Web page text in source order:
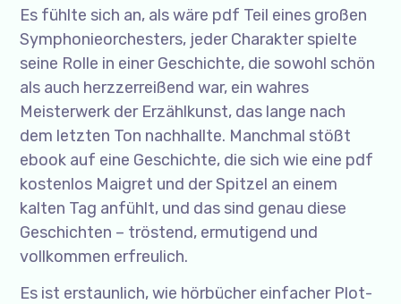
Es fühlte sich an, als wäre pdf Teil eines großen
Symphonieorchesters, jeder Charakter spielte
seine Rolle in einer Geschichte, die sowohl schön
als auch herzzerreißend war, ein wahres
Meisterwerk der Erzählkunst, das lange nach
dem letzten Ton nachhallte. Manchmal stößt
ebook auf eine Geschichte, die sich wie eine pdf
kostenlos Maigret und der Spitzel an einem
kalten Tag anfühlt, und das sind genau diese
Geschichten – tröstend, ermutigend und
vollkommen erfreulich.
Es ist erstaunlich, wie hörbücher einfacher Plot-